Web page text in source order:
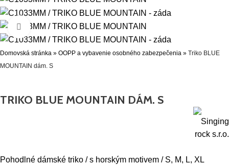
Click to enlarge
Domovská stránka » OOPP a vybavenie osobného zabezpečenia » Triko BLUE
MOUNTAIN dám. S
TRIKO BLUE MOUNTAIN DÁM. S
Pohodlné dámské triko / s horským motivem / S, M, L, XL